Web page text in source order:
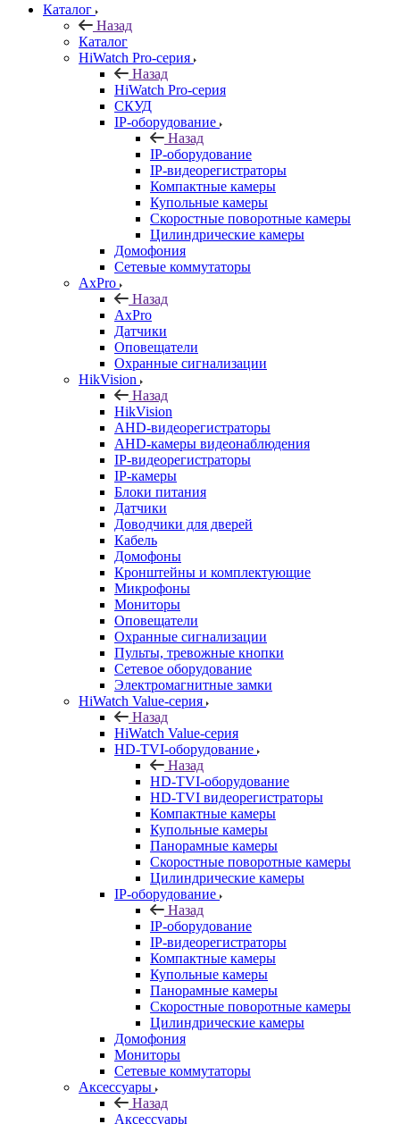
Каталог
Назад
Каталог
HiWatch Pro-серия
Назад
HiWatch Pro-серия
CКУД
IP-оборудование
Назад
IP-оборудование
IP-видеорегистраторы
Компактные камеры
Купольные камеры
Скоростные поворотные камеры
Цилиндрические камеры
Домофония
Сетевые коммутаторы
AxPro
Назад
AxPro
Датчики
Оповещатели
Охранные сигнализации
HikVision
Назад
HikVision
AHD-видеорегистраторы
AHD-камеры видеонаблюдения
IP-видеорегистраторы
IP-камеры
Блоки питания
Датчики
Доводчики для дверей
Кабель
Домофоны
Кронштейны и комплектующие
Микрофоны
Мониторы
Оповещатели
Охранные сигнализации
Пульты, тревожные кнопки
Сетевое оборудование
Электромагнитные замки
HiWatch Value-серия
Назад
HiWatch Value-серия
HD-TVI-оборудование
Назад
HD-TVI-оборудование
HD-TVI видеорегистраторы
Компактные камеры
Купольные камеры
Панорамные камеры
Скоростные поворотные камеры
Цилиндрические камеры
IP-оборудование
Назад
IP-оборудование
IP-видеорегистраторы
Компактные камеры
Купольные камеры
Панорамные камеры
Скоростные поворотные камеры
Цилиндрические камеры
Домофония
Мониторы
Сетевые коммутаторы
Аксессуары
Назад
Аксессуары